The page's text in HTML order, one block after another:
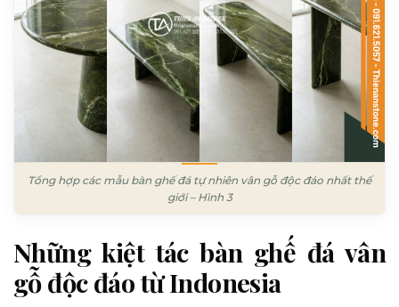
Tổng hợp các mẫu bàn ghế đá tự nhiên vân gỗ độc đáo nhất thế
giới – Hình 3
Những kiệt tác bàn ghế đá vân
gỗ độc đáo từ Indonesia